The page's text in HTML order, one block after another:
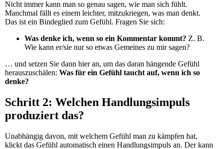
Nicht immer kann man so genau sagen, wie man sich fühlt.
Manchmal fällt es einem leichter, mitzukriegen, was man denkt.
Das ist ein Bindeglied zum Gefühl. Fragen Sie sich:
Was denke ich, wenn so ein Kommentar kommt? Z. B.
Wie kann er/sie nur so etwas Gemeines zu mir sagen?
… und setzen Sie dann hier an, um das daran hängende Gefühl
herauszuschälen: Was für ein Gefühl taucht auf, wenn ich so
denke?
Schritt 2: Welchen Handlungsimpuls
produziert das?
Unabhängig davon, mit welchem Gefühl man zu kämpfen hat,
klickt das Gefühl automatisch einen Handlungsimpuls an. Der kann